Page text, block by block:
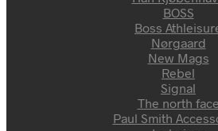
BOSS
Boss
Nørgaard
New Mags
Rebel
Signal
The north face
Paul Smith